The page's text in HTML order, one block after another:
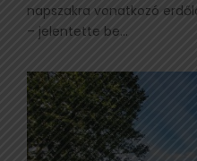
napszakra vonatkozó
– jelentette be...